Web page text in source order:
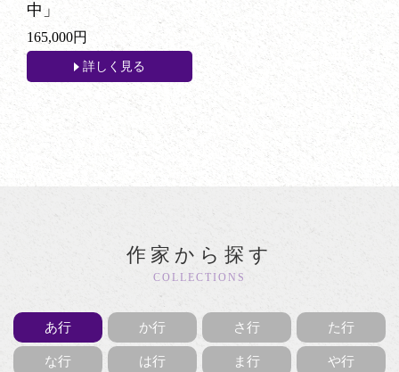
中」
165,000円
詳しく見る
作家から探す
COLLECTIONS
あ行 か行 さ行 た行
な行 は行 ま行 や行